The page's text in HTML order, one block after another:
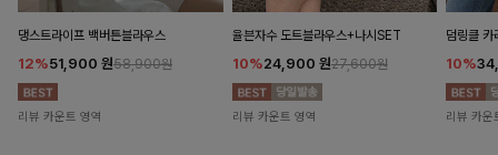
댕스트라이프 백버튼블라우스
12%51,900 원58,900원
리뷰 카운트 영역
율븐자수 도트블라우스+나시SET
10%24,900 원27,600원
리뷰 카운트 영역
덤링클 카
10%
리뷰 카운